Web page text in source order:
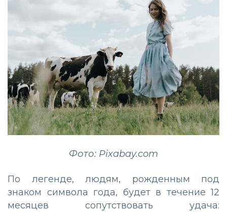
Фото: Pixabay.com
По легенде, людям, рожденным под
знаком символа года, будет в течение 12
месяцев сопутствовать удача: